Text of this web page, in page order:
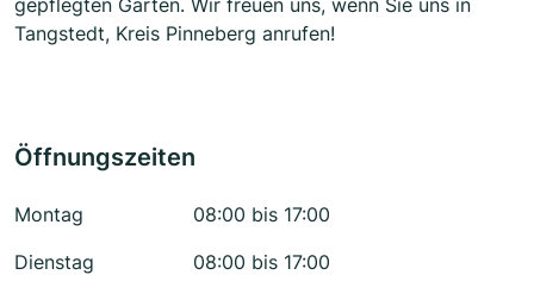
gepflegten Garten. Wir freuen uns, wenn Sie uns in
Tangstedt, Kreis Pinneberg anrufen!
Öffnungszeiten
Montag
08:00 bis 17:00
Dienstag
08:00 bis 17:00